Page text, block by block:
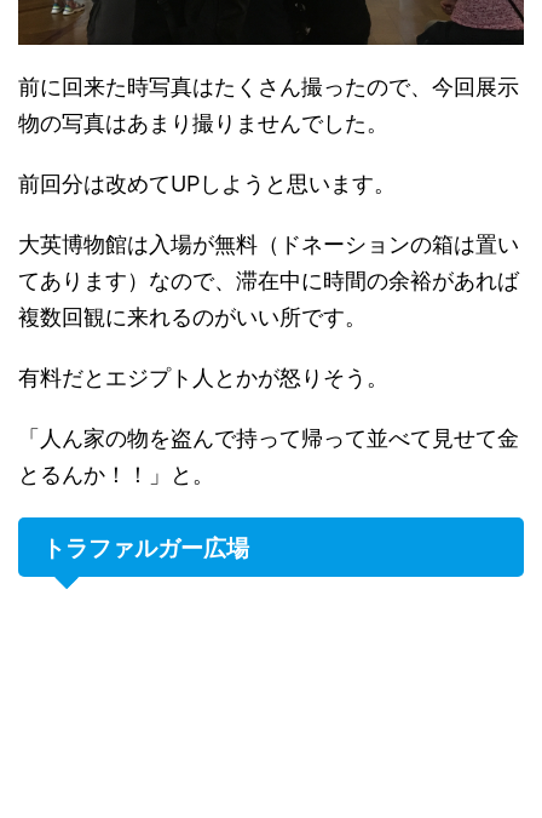
前に回来た時写真はたくさん撮ったので、今回展示
物の写真はあまり撮りませんでした。
前回分は改めてUPしようと思います。
大英博物館は入場が無料（ドネーションの箱は置い
てあります）なので、滞在中に時間の余裕があれば
複数回観に来れるのがいい所です。
有料だとエジプト人とかが怒りそう。
「人ん家の物を盗んで持って帰って並べて見せて金
とるんか！！」と。
トラファルガー広場